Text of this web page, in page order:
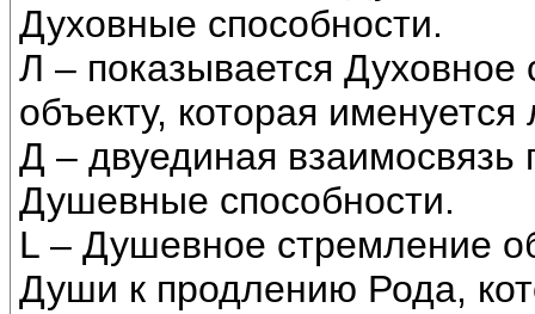
Духовные способности.
Л – показывается Духовное
объекту, которая
Д – двуединая
Душевные способности.
L – Душевное стремление
Души к продлению Рода,